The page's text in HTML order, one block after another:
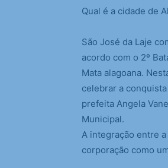
Qual é a cidade de
São José da Laje
acordo com o 2º
Mata alagoana.
celebrar a
prefeita Angela
Municipal.
A integração entre
corporação como